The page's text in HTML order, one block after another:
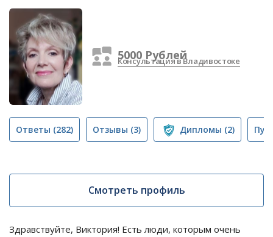
5000 Рублей
Консультация в Владивостоке
Ответы (282) Отзывы (3) Дипломы (2)
Смотреть профиль
Здравствуйте, Виктория! Есть люди, которым очень